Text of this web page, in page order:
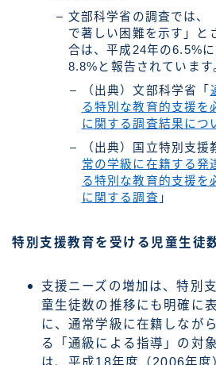
文部科学省の調査では、
で著しい困難を示す」と
合は、平成24年の6.5%
8.8%と報告されています
（出典）文部科学省「
る特別な教育的支援を
に関する調査結果につ
（出典）国立特別支
常の学級に在籍する発
る特別な教育的支援を
に関する調査 」
特別支援教育を受ける児童生徒
支援ニーズの増加は、特別
童生徒数の推移にも明確に
に、通常学級に在籍しなが
る「通級による指導」の対
は、平成18年度（2006年